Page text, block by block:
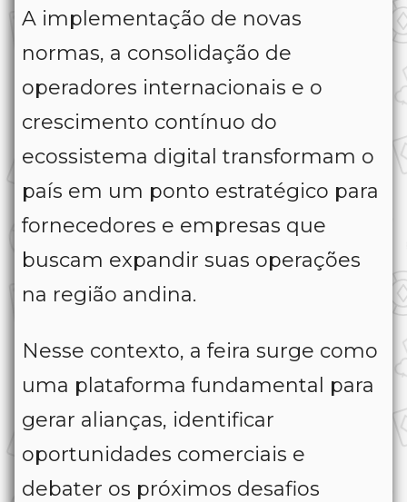
A implementação de novas
normas, a consolidação de
operadores internacionais e o
crescimento contínuo do
ecossistema digital transformam o
país em um ponto estratégico para
fornecedores e empresas que
buscam expandir suas operações
na região andina.
Nesse contexto, a feira surge como
uma plataforma fundamental para
gerar alianças, identificar
oportunidades comerciais e
debater os próximos desafios